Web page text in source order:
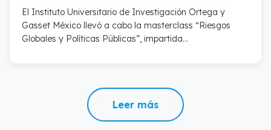
El Instituto Universitario de Investigación Ortega y
Gasset México llevó a cabo la masterclass “Riesgos
Globales y Políticas Públicas”, impartida…
Leer más